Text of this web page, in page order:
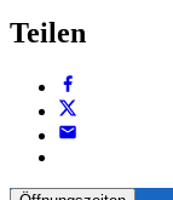
Teilen